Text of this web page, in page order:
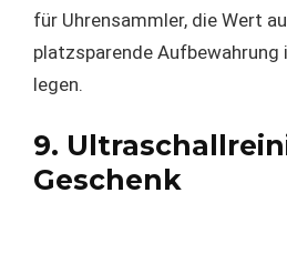
für Uhrensammler, die Wert
platzsparende Aufbewahrung
legen.
9.
Geschenk